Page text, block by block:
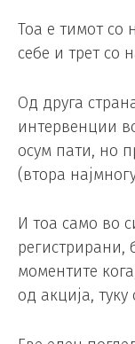
Тоа е тимот со
себе и трет со
Од друга
интервенции
осум пати, но
(втора
И тоа само во
регистрирани,
моментите
од акција,